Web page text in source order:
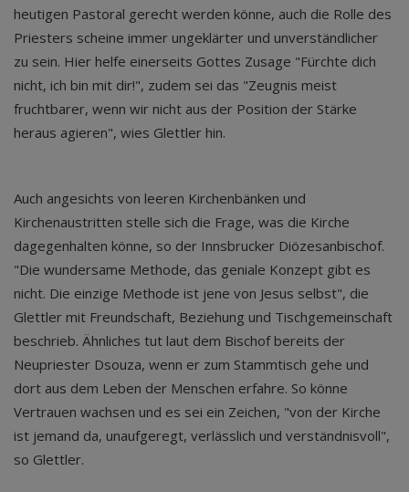
heutigen Pastoral gerecht werden könne, auch die Rolle des
Priesters scheine immer ungeklärter und unverständlicher
zu sein. Hier helfe einerseits Gottes Zusage "Fürchte dich
nicht, ich bin mit dir!", zudem sei das "Zeugnis meist
fruchtbarer, wenn wir nicht aus der Position der Stärke
heraus agieren", wies Glettler hin.
Auch angesichts von leeren Kirchenbänken und
Kirchenaustritten stelle sich die Frage, was die Kirche
dagegenhalten könne, so der Innsbrucker Diözesanbischof.
"Die wundersame Methode, das geniale Konzept gibt es
nicht. Die einzige Methode ist jene von Jesus selbst", die
Glettler mit Freundschaft, Beziehung und Tischgemeinschaft
beschrieb. Ähnliches tut laut dem Bischof bereits der
Neupriester Dsouza, wenn er zum Stammtisch gehe und
dort aus dem Leben der Menschen erfahre. So könne
Vertrauen wachsen und es sei ein Zeichen, "von der Kirche
ist jemand da, unaufgeregt, verlässlich und verständnisvoll",
so Glettler.